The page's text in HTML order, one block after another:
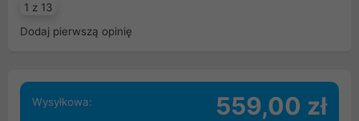
1 z 13
Dodaj pierwszą opinię
Wysyłkowa: 559,00 zł